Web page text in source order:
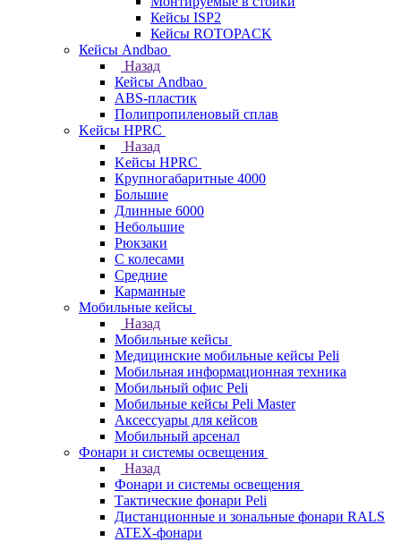
Кейсы ISP2
Кейсы ROTOPACK
Кейсы Andbao
Назад
Кейсы Andbao
ABS-пластик
Полипропиленовый сплав
Kейсы HPRC
Назад
Kейсы HPRC
Крупногабаритные 4000
Большие
Длинные 6000
Небольшие
Рюкзаки
С колесами
Средние
Карманные
Мобильные кейсы
Назад
Мобильные кейсы
Медицинские мобильные кейсы Peli
Мобильная информационная техника
Мобильный офис Peli
Мобильные кейсы Peli Master
Аксессуары для кейсов
Мобильный арсенал
Фонари и системы освещения
Назад
Фонари и системы освещения
Тактические фонари Peli
Дистанционные и зональные фонари RALS
ATEX-фонари